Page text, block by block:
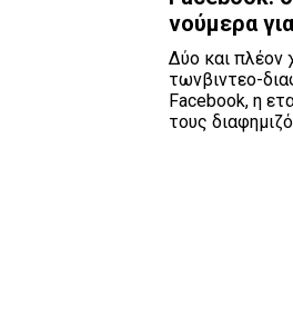
νούμερα
Δύο και πλέον
τωνβιντεο-
Facebook, η
τους